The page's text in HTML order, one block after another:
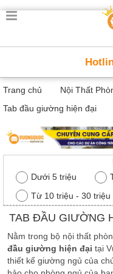
Trang
Thông
Minh
Nội
thất
minh
Nội
Thất
Giường
tầng,
học, tủ
sách
Nội
Trang chủ Nội Thất
Tab đầu giường hiện đại
Dưới 5 triệu
Từ 10 triệu - 30 triệu
TAB ĐẦU GIƯỜNG
Nằm trong bộ nội thất
đầu giường hiện đạitại
thiết kế giường ngủ của